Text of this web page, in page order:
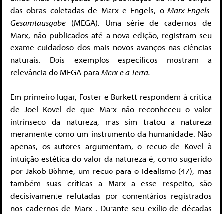
das obras coletadas de Marx e Engels, o Marx-Engels-
Gesamtausgabe (MEGA). Uma série de cadernos de
Marx, não publicados até a nova edição, registram seu
exame cuidadoso dos mais novos avanços nas ciências
naturais. Dois exemplos específicos mostram a
relevância do MEGA para Marx e a Terra.
Em primeiro lugar, Foster e Burkett respondem à crítica
de Joel Kovel de que Marx não reconheceu o valor
intrínseco da natureza, mas sim tratou a natureza
meramente como um instrumento da humanidade. Não
apenas, os autores argumentam, o recuo de Kovel à
intuição estética do valor da natureza é, como sugerido
por Jakob Böhme, um recuo para o idealismo (47), mas
também suas críticas a Marx a esse respeito, são
decisivamente refutadas por comentários registrados
nos cadernos de Marx . Durante seu exílio de décadas